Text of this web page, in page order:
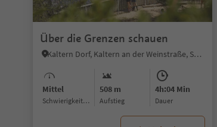
Über die Grenzen schauen
Kaltern Dorf, Kaltern an der Weinstraße, Südtiroler Weinstraße
Mittel
Schwierigkeitsgrad
508 m
Aufstieg
4h:04 Min
Dauer